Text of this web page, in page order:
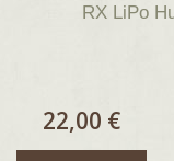
RX LiPo
22,00 €